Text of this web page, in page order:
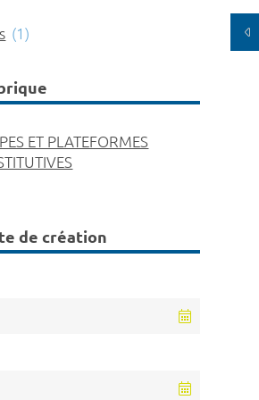
(1)
ET PLATEFORMES
de création